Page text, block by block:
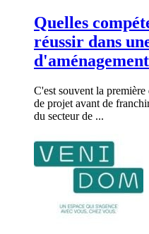
Quelles
réussir dans
C'est souvent la première
de projet avant de
du secteur de ...